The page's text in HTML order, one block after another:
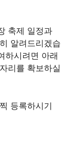
축제 일정과
알려드리겠습
하시려면 아래
리를 확보하실
등록하시기